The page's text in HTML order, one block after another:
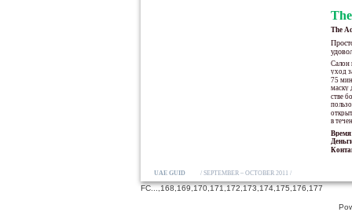
UAE GUIDE / SEPTEMBER – OCTOBER 2011 /
The
Салон
уход
75
маску
стве
в
FC...,168,169,170,171,172,173,174,175,176,177